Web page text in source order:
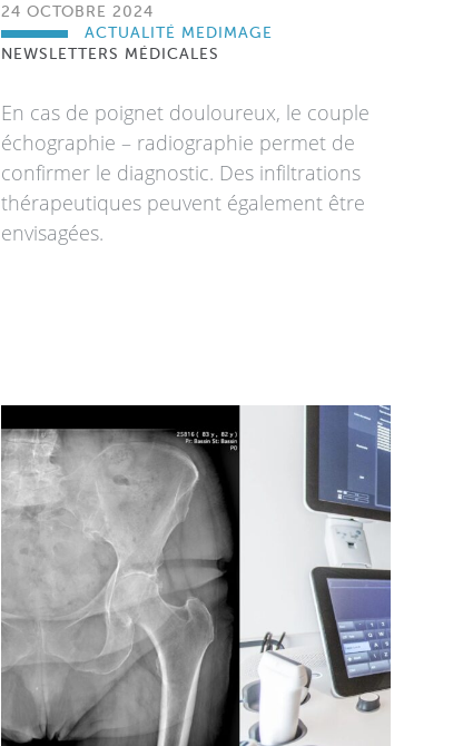
24 OCTOBRE 2024
ACTUALITÉ MEDIMAGE
NEWSLETTERS MÉDICALES
En cas de poignet douloureux, le couple
échographie – radiographie permet de
confirmer le diagnostic. Des infiltrations
thérapeutiques peuvent également être
envisagées.